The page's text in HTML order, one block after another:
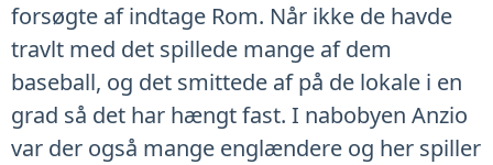
forsøgte af indtage Rom. Når ikke de havde
travlt med det spillede mange af dem
baseball, og det smittede af på de lokale i en
grad så det har hængt fast. I nabobyen Anzio
var der også mange englændere og her spiller